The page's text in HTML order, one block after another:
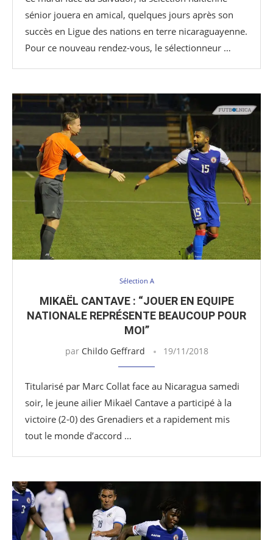
sénior jouera en amical, quelques jours après son
succès en Ligue des nations en terre nicaraguayenne.
Pour ce nouveau rendez-vous, le sélectionneur …
Sélection A
MIKAËL CANTAVE : “JOUER EN EQUIPE
NATIONALE REPRÉSENTE BEAUCOUP POUR
MOI”
par Childo Geffrard 19/11/2018
Titularisé par Marc Collat face au Nicaragua samedi
soir, le jeune ailier Mikaël Cantave a participé à la
victoire (2-0) des Grenadiers et a rapidement mis
tout le monde d’accord …